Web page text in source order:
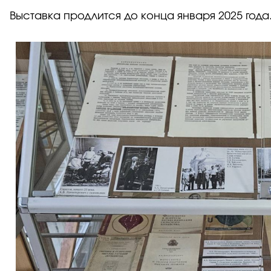
Выставка продлится до конца января 2025